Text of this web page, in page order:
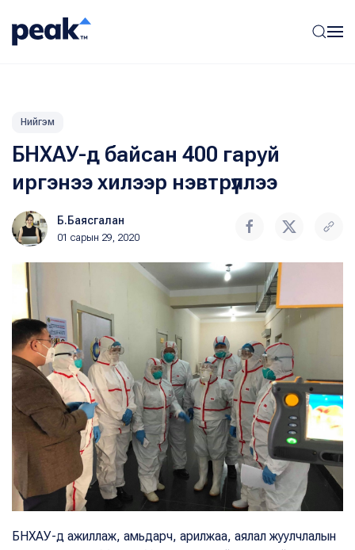
Нийгэм
БНХАУ-д байсан 400 гаруй
иргэнээ хилээр нэвтрүүллээ
Б.Баясгалан
01 сарын 29, 2020
БНХАУ-д ажиллаж, амьдарч, арилжаа, аялал жуулчлалын